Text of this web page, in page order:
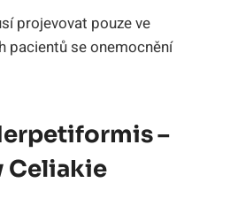
projevovat pouze ve
pacientů se onemocnění
–
Celiakie